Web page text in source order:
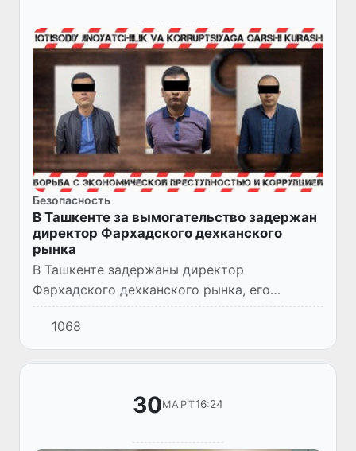
Безопасность
В Ташкенте за вымогательство задержан
директор Фархадского дехканского
рынка
В Ташкенте задержаны директор
Фархадского дехканского рынка, его
заместитель и кассир. Они подозреваются в
вымогательстве в отношении
предпринимателя. Возбуждено уголовное
1068
30МАРТ16:24